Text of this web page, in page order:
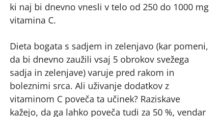
ki naj bi dnevno vnesli v telo od 250 do 1000 mg
vitamina C.
Dieta bogata s sadjem in zelenjavo (kar pomeni,
da bi dnevno zaužili vsaj 5 obrokov svežega
sadja in zelenjave) varuje pred rakom in
boleznimi srca. Ali uživanje dodatkov z
vitaminom C poveča ta učinek? Raziskave
kažejo, da ga lahko poveča tudi za 50 %, vendar